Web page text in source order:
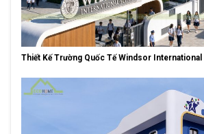
Thiết Kế Trường Quốc Tế Windsor International